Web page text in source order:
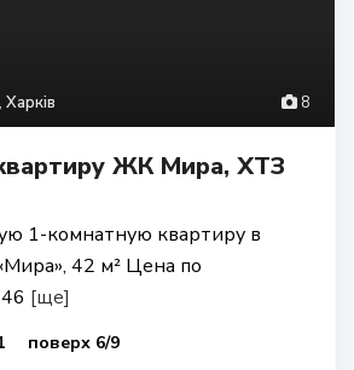
8
, Харків
ЖК Мира, ХТЗ
1-комнатную квартиру в
42 м² Цена по
[ще]
поверх 6/9